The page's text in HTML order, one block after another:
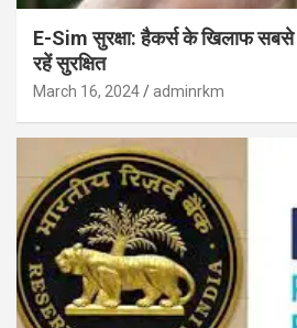
E-Sim सुरक्षा: हैकर्स के खिलाफ
रहें सुरक्षित
March 16, 2024 adminrkm